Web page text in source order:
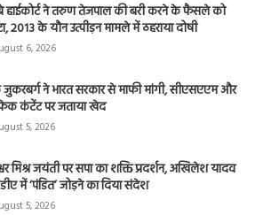
हाईकोर्ट ने तरुण तेजपाल की बरी करने के फैसले को
2013 के यौन उत्पीड़न मामले में ठहराया दोषी
6, 2026
जुकरबर्ग ने भारत सरकार से माफी मांगी, सीएसएएम और
कंटेंट पर जताया खेद
5, 2026
मिश्र जयंती पर सपा का शक्ति प्रदर्शन, अखिलेश यादव
में ‘पंडित’ जोड़ने का दिया संदेश
5, 2026